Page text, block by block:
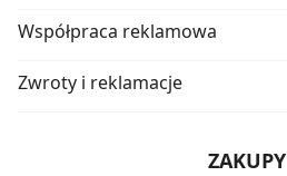
Współpraca reklamowa
Zwroty i reklamacje
ZAKUPY